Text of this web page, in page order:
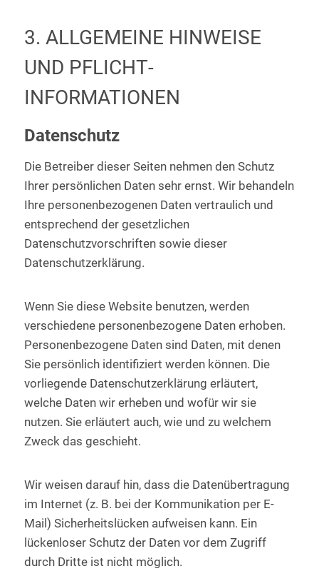
3. ALLGEMEINE HINWEISE
UND PFLICHT­
INFORMATIONEN
Datenschutz
Die Betreiber dieser Seiten nehmen den Schutz
Ihrer persönlichen Daten sehr ernst. Wir behandeln
Ihre personenbezogenen Daten vertraulich und
entsprechend der gesetzlichen
Datenschutzvorschriften sowie dieser
Datenschutzerklärung.
Wenn Sie diese Website benutzen, werden
verschiedene personenbezogene Daten erhoben.
Personenbezogene Daten sind Daten, mit denen
Sie persönlich identifiziert werden können. Die
vorliegende Datenschutzerklärung erläutert,
welche Daten wir erheben und wofür wir sie
nutzen. Sie erläutert auch, wie und zu welchem
Zweck das geschieht.
Wir weisen darauf hin, dass die Datenübertragung
im Internet (z. B. bei der Kommunikation per E-
Mail) Sicherheitslücken aufweisen kann. Ein
lückenloser Schutz der Daten vor dem Zugriff
durch Dritte ist nicht möglich.